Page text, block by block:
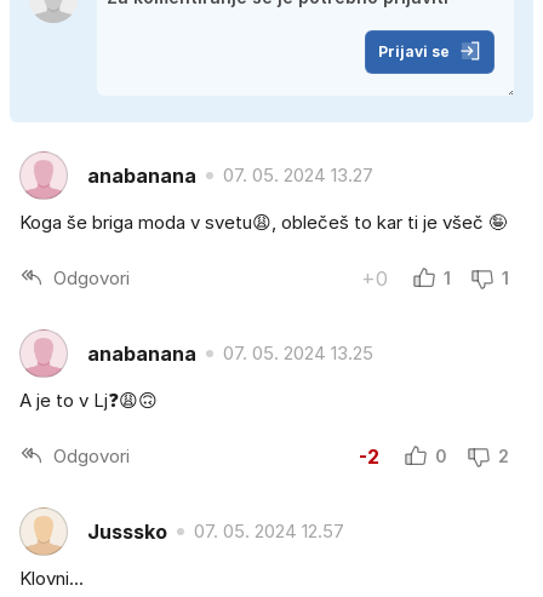
Prijavi se
anabanana 07. 05. 2024 13.27
Koga še briga moda v svetu😩, oblečeš to kar ti je všeč 🤪
Odgovori +0 1 1
anabanana 07. 05. 2024 13.25
A je to v Lj❓😩🙃
Odgovori -2 0 2
Jusssko 07. 05. 2024 12.57
Klovni...